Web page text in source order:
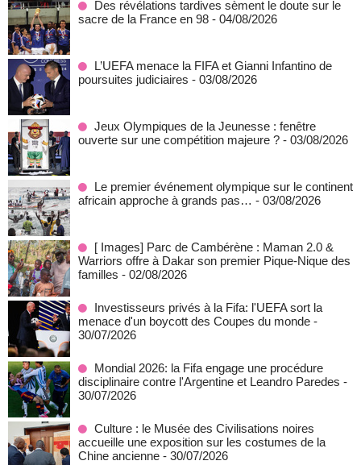
Des révélations tardives sèment le doute sur le
sacre de la France en 98 - 04/08/2026
L’UEFA menace la FIFA et Gianni Infantino de
poursuites judiciaires - 03/08/2026
Jeux Olympiques de la Jeunesse : fenêtre
ouverte sur une compétition majeure ? - 03/08/2026
Le premier événement olympique sur le continent
africain approche à grands pas… - 03/08/2026
[ Images] Parc de Cambérène : Maman 2.0 &
Warriors offre à Dakar son premier Pique-Nique des
familles - 02/08/2026
Investisseurs privés à la Fifa: l'UEFA sort la
menace d'un boycott des Coupes du monde -
30/07/2026
Mondial 2026: la Fifa engage une procédure
disciplinaire contre l'Argentine et Leandro Paredes -
30/07/2026
Culture : le Musée des Civilisations noires
accueille une exposition sur les costumes de la
Chine ancienne - 30/07/2026